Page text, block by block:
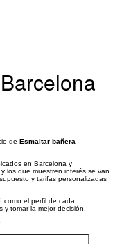
de Esmaltar bañera
en Barcelona y
los que muestren interés se van
y tarifas personalizadas
como el perfil de cada
tomar la mejor decisión.